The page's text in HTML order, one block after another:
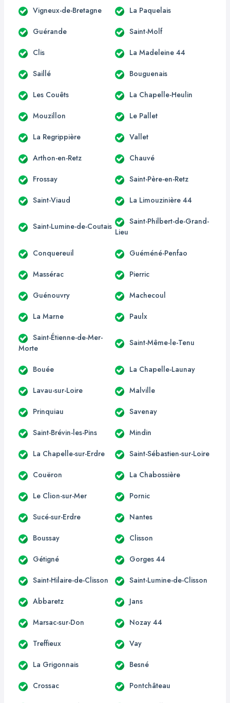
Vigneux-de-Bretagne La Paquelais
Guérande Saint-Molf
Clis La Madeleine 44
Saillé Bouguenais
Les Couêts La Chapelle-Heulin
Mouzillon Le Pallet
La Regrippière Vallet
Arthon-en-Retz Chauvé
Frossay Saint-Père-en-Retz
Saint-Viaud La Limouzinière 44
Saint-Lumine-de-Coutais
Saint-Philbert-de-Grand-
Lieu
Conquereuil Guéméné-Penfao
Massérac Pierric
Guénouvry Machecoul
La Marne Paulx
Saint-Étienne-de-Mer-
Morte
Saint-Même-le-Tenu
Bouée La Chapelle-Launay
Lavau-sur-Loire Malville
Prinquiau Savenay
Saint-Brévin-les-Pins Mindin
La Chapelle-sur-Erdre Saint-Sébastien-sur-Loire
Couëron La Chabossière
Le Clion-sur-Mer Pornic
Sucé-sur-Erdre Nantes
Boussay Clisson
Gétigné Gorges 44
Saint-Hilaire-de-Clisson Saint-Lumine-de-Clisson
Abbaretz Jans
Marsac-sur-Don Nozay 44
Treffieux Vay
La Grigonnais Besné
Crossac Pontchâteau